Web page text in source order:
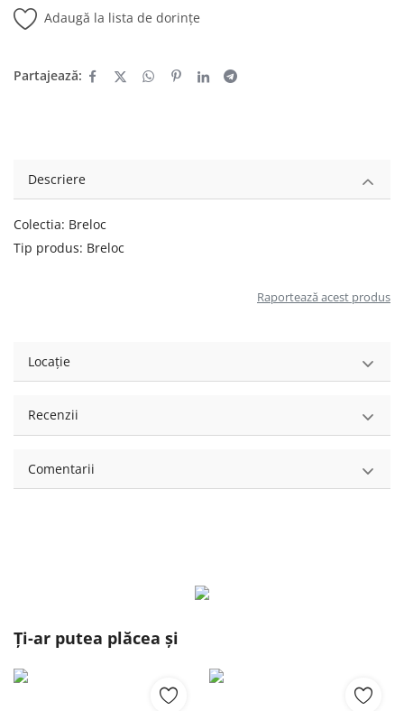
Adaugă la lista de dorințe
Partajează:
Descriere
Colectia: Breloc
Tip produs: Breloc
Raportează acest produs
Locație
Recenzii
Comentarii
Ți-ar putea plăcea și